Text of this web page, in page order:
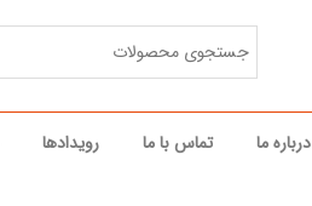
درباره ما تماس با ما رویدادها